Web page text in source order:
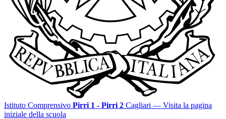
Istituto Comprensivo Pirri 1 - Pirri 2 Cagliari — Visita la pagina
iniziale della scuola